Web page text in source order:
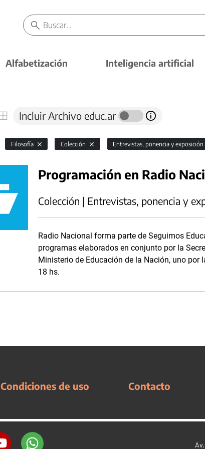
Alfabetización Inteligencia artificial
Incluir Archivo educ.ar
Filosofía Colección Entrevistas, ponencia y exposición
Programación en Radio
Colección | Entrevistas, ponencia y
Radio Nacional forma parte de Seguimos
programas elaborados en conjunto por la
Ministerio de Educación de la Nación, uno por
18 hs.
Condiciones de uso Contacto